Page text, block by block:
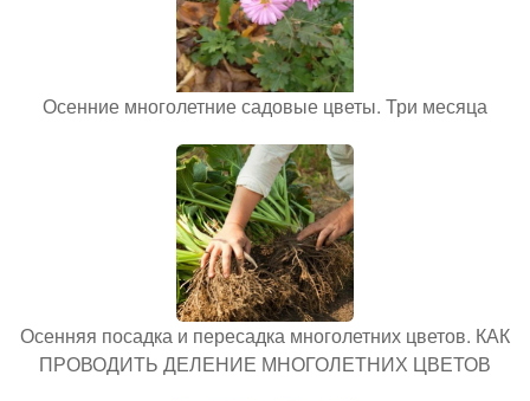
Осенние многолетние садовые цветы. Три месяца
Осенняя посадка и пересадка многолетних цветов. КАК
ПРОВОДИТЬ ДЕЛЕНИЕ МНОГОЛЕТНИХ ЦВЕТОВ